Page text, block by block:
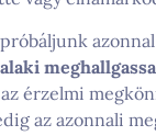
érzelmi
az azonnali